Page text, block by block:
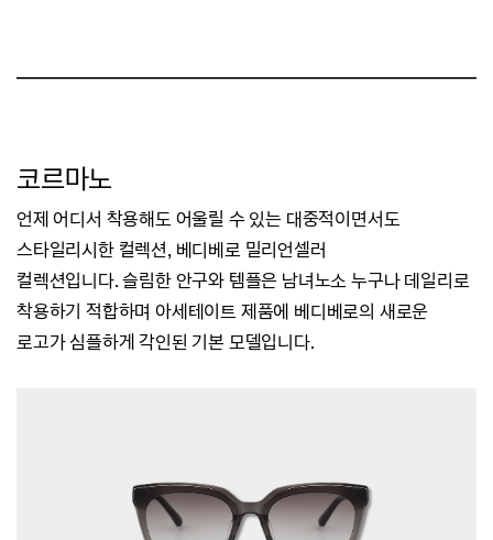
코르마노
언제 어디서 착용해도 어울릴 수 있는 대중적이면서도
스타일리시한 컬렉션, 베디베로 밀리언셀러
컬렉션입니다.슬림한 안구와 템플은 남녀노소 누구나 데일리로
착용하기 적합하며아세테이트 제품에 베디베로의 새로운
로고가 심플하게 각인된 기본 모델입니다.